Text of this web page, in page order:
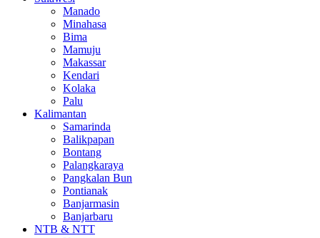
Manado
Minahasa
Bima
Mamuju
Makassar
Kendari
Kolaka
Palu
Kalimantan
Samarinda
Balikpapan
Bontang
Palangkaraya
Pangkalan Bun
Pontianak
Banjarmasin
Banjarbaru
NTB & NTT